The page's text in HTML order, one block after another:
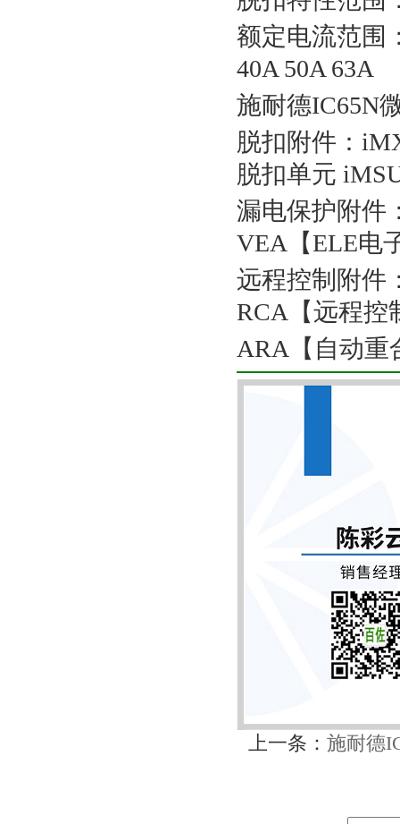
额定电流范围
40A 50A 63A
施耐德IC65N
脱扣附件：
脱扣单元
漏电保护附件
VEA【ELE电
远程控制附件
RCA【远程控
ARA【自动重
上一条：施耐德